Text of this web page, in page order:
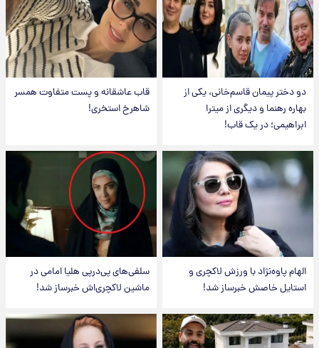
دو دختر پیمان قاسم‌خانی، یکی از
بهاره رهنما و دیگری از میترا
ابراهیمی؛ در یک قاب!
قاب عاشقانه و پست متفاوت همسر
شاهرخ استخری!
الهام پاوه‌نژاد با ورزش لاکچری و
استایل خاصش خبرساز شد!
سلفی‌های پی‌درپی هلیا امامی در
ماشین لاکچری‌اش خبرساز شد!